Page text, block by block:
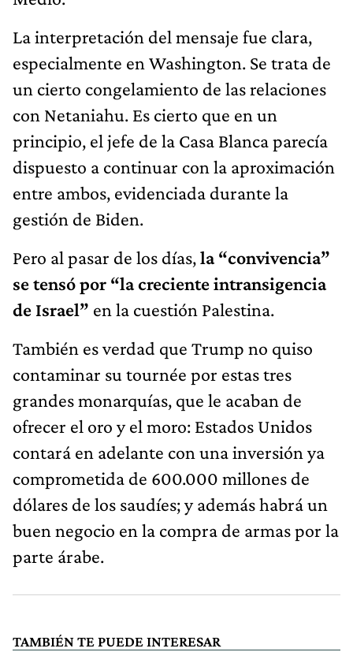
La interpretación del mensaje fue clara,
especialmente en Washington. Se trata de
un cierto congelamiento de las relaciones
con Netaniahu. Es cierto que en un
principio, el jefe de la Casa Blanca parecía
dispuesto a continuar con la aproximación
entre ambos, evidenciada durante la
gestión de Biden.
Pero al pasar de los días,la “convivencia”
se tensó por “la creciente intransigencia
de Israel” en la cuestión Palestina.
También es verdad que Trump no quiso
contaminar su tournée por estas tres
grandes monarquías, que le acaban de
ofrecer el oro y el moro: Estados Unidos
contará en adelante con una inversión ya
comprometida de 600.000 millones de
dólares de los saudíes; y además habrá un
buen negocio en la compra de armas por la
parte árabe.
TAMBIÉN TE PUEDE INTERESAR